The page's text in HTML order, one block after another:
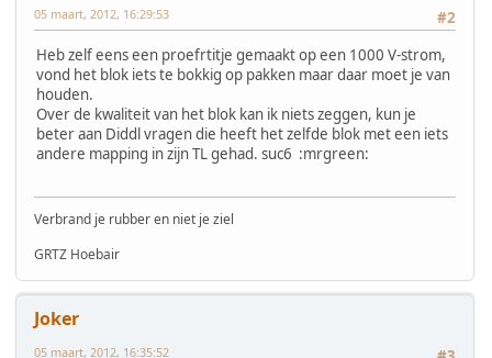
#2
05 maart, 2012, 16:29:53
Heb zelf eens een proefrtitje gemaakt op een 1000 V-strom,
vond het blok iets te bokkig op pakken maar daar moet je van
houden.
Over de kwaliteit van het blok kan ik niets zeggen, kun je
beter aan Diddl vragen die heeft het zelfde blok met een iets
andere mapping in zijn TL gehad. suc6 :mrgreen:
Verbrand je rubber en niet je ziel
GRTZ Hoebair
Joker
05 maart, 2012, 16:35:52